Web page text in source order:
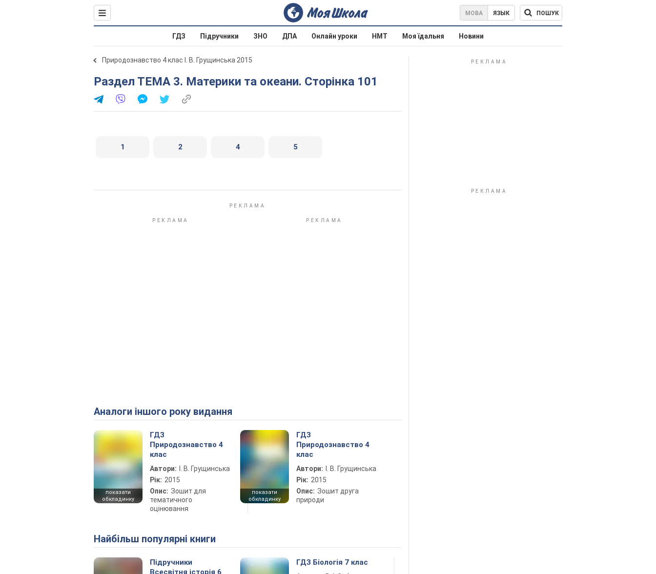
МОВА ЯЗЫК ПОШУК
ГДЗ Підручники ЗНО ДПА Онлайн уроки НМТ Моя їдальня Новини
Природознавство 4 клас І. В. Грущинська 2015
Раздел ТЕМА 3. Материки та океани. Сторінка 101
1 2 4 5
Аналоги іншого року видання
показати
обкладинку
ГДЗ
Природознавство 4
клас
Автори:
І. В. Грущинська
Рік: 2015
Опис: Зошит для
тематичного
оцінювання
показати
обкладинку
ГДЗ
Природознавство 4
клас
Автори:
І. В. Грущинська
Рік: 2015
Опис: Зошит друга
природи
Найбільш популярні книги
Підручники
Всесвітня історія 6
ГДЗ Біологія 7 клас